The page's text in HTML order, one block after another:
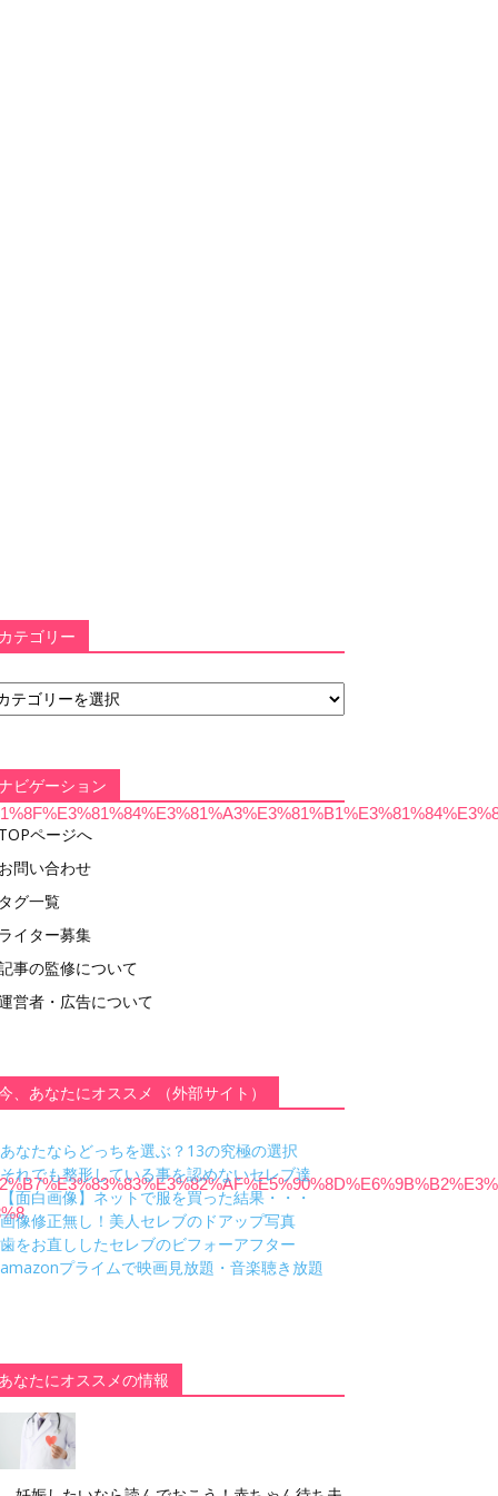
カテゴリー
ビゲーション
TOPページへ
お問い合わせ
タグ一覧
ライター募集
事の監修について
営者・広告について
、あなたにオススメ （外部サイト）
あなたならどっちを選ぶ？13の究極の選択
それでも整形している事を認めないセレブ達
【面白画像】ネットで服を買った結果・・・
画像修正無し！美人セレブのドアップ写真
歯をお直ししたセレブのビフォーアフター
amazonプライムで映画見放題・音楽聴き放題
あなたにオススメの情報